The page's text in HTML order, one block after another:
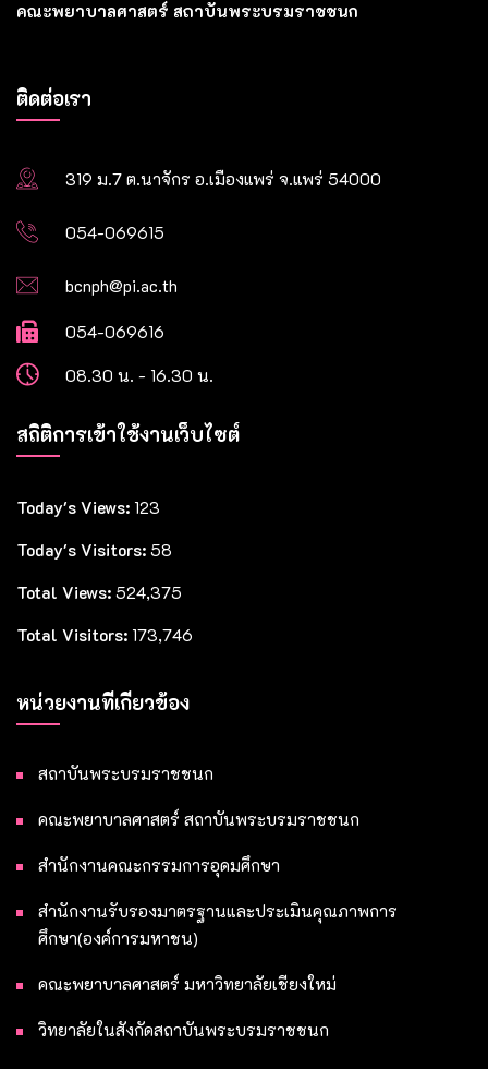
คณะพยาบาลศาสตร์ สถาบันพระบรมราชชนก
ติดต่อเรา
319 ม.7 ต.นาจักร อ.เมืองแพร่ จ.แพร่ 54000
054-069615
bcnph@pi.ac.th
054-069616
08.30 น. - 16.30 น.
สถิติการเข้าใช้งานเว็บไซต์
Today's Views: 123
Today's Visitors: 58
Total Views: 524,375
Total Visitors: 173,746
หน่วยงานที่เกี่ยวข้อง
สถาบันพระบรมราชชนก
คณะพยาบาลศาสตร์ สถาบันพระบรมราชชนก
สำนักงานคณะกรรมการอุดมศึกษา
สำนักงานรับรองมาตรฐานและประเมินคุณภาพการ
ศึกษา(องค์การมหาชน)
คณะพยาบาลศาสตร์ มหาวิทยาลัยเชียงใหม่
วิทยาลัยในสังกัดสถาบันพระบรมราชชนก